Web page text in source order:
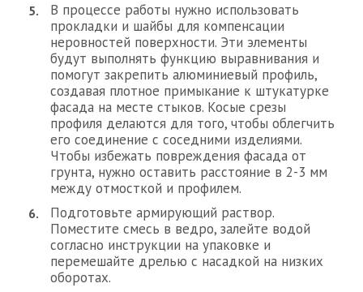
В процессе работы нужно использовать
прокладки и шайбы для компенсации
неровностей поверхности. Эти элементы
будут выполнять функцию выравнивания и
помогут закрепить алюминиевый профиль,
создавая плотное примыкание к штукатурке
фасада на месте стыков. Косые срезы
профиля делаются для того, чтобы облегчить
его соединение с соседними изделиями.
Чтобы избежать повреждения фасада от
грунта, нужно оставить расстояние в 2-3 мм
между отмосткой и профилем.
Подготовьте армирующий раствор.
Поместите смесь в ведро, залейте водой
согласно инструкции на упаковке и
перемешайте дрелью с насадкой на низких
оборотах.